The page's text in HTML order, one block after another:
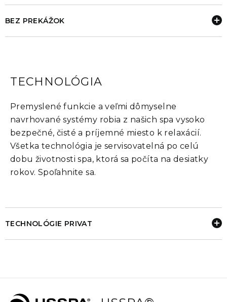
BEZ PREKÁŽOK
TECHNOLÓGIA
Premyslené funkcie a veľmi dômyselne
navrhované systémy robia z našich spa vysoko
bezpečné, čisté a príjemné miesto k relaxácií.
Všetka technológia je servisovatelná po celú
dobu životnosti spa, ktorá sa počíta na desiatky
rokov. Spoľahnite sa.
TECHNOLÓGIE PRIVAT